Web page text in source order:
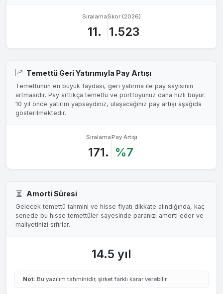
Sıralama
11.
Skor (2026)
1.523
Temettü Geri Yatırımıyla Pay Artışı
Temettünün en büyük faydası, geri yatırma ile pay sayısının
artmasıdır. Pay arttıkça temettü ve portföyünüz daha hızlı büyür.
10 yıl önce yatırım yapsaydınız, ulaşacağınız pay artışı aşağıda
gösterilmektedir.
Sıralama
171.
Pay Artışı
%7
Amorti Süresi
Gelecek temettü tahmini ve hisse fiyatı dikkate alındığında, kaç
senede bu hisse temettüler sayesinde paranızı amorti eder ve
maliyetinizi sıfırlar.
14.5 yıl
Not: Bu yazılım tahminidir, şirket farklı karar verebilir.